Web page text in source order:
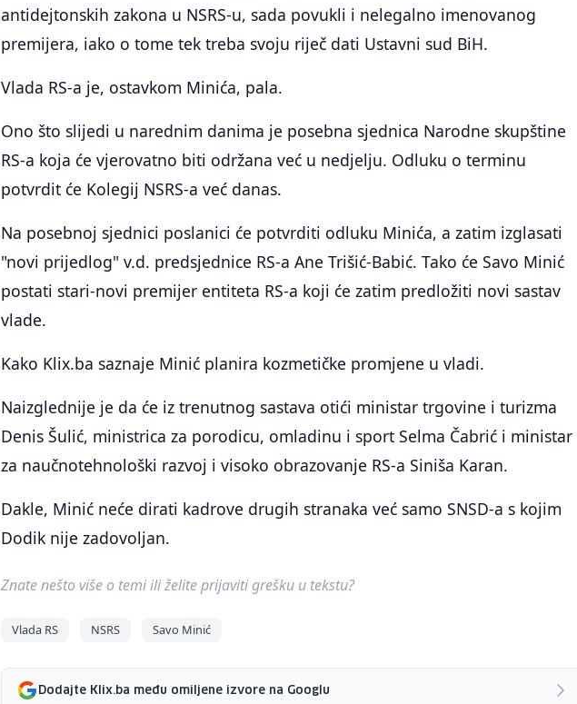
antidejtonskih zakona u NSRS-u, sada povukli i nelegalno imenovanog
premijera, iako o tome tek treba svoju riječ dati Ustavni sud BiH.
Vlada RS-a je, ostavkom Minića, pala.
Ono što slijedi u narednim danima je posebna sjednica Narodne skupštine
RS-a koja će vjerovatno biti održana već u nedjelju. Odluku o terminu
potvrdit će Kolegij NSRS-a već danas.
Na posebnoj sjednici poslanici će potvrditi odluku Minića, a zatim izglasati
"novi prijedlog" v.d. predsjednice RS-a Ane Trišić-Babić. Tako će Savo Minić
postati stari-novi premijer entiteta RS-a koji će zatim predložiti novi sastav
vlade.
Kako Klix.ba saznaje Minić planira kozmetičke promjene u vladi.
Naizglednije je da će iz trenutnog sastava otići ministar trgovine i turizma
Denis Šulić, ministrica za porodicu, omladinu i sport Selma Čabrić i ministar
za naučnotehnološki razvoj i visoko obrazovanje RS-a Siniša Karan.
Dakle, Minić neće dirati kadrove drugih stranaka već samo SNSD-a s kojim
Dodik nije zadovoljan.
Znate nešto više o temi ili želite prijaviti grešku u tekstu?
Vlada RS NSRS Savo Minić
Dodajte Klix.ba među omiljene izvore na Googlu